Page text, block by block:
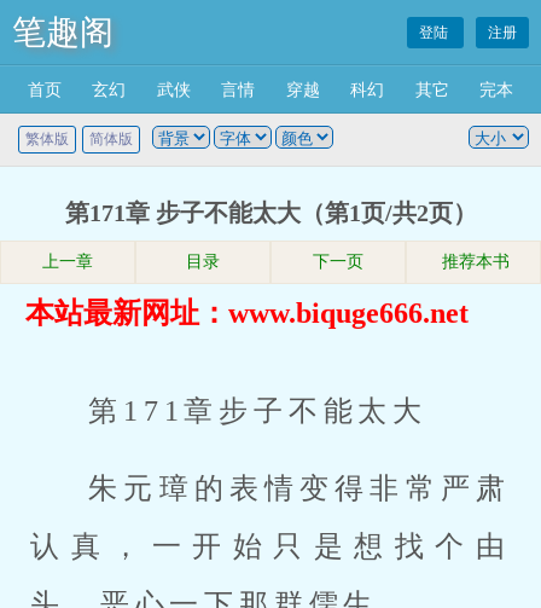
笔趣阁 登陆 注册
首页 玄幻 武侠 言情 穿越 科幻 其它 完本
繁体版 简体版
第171章 步子不能太大（第1页/共2页）
上一章 目录 下一页 推荐本书
本站最新网址：www.biquge666.net
第171章步子不能太大
朱元璋的表情变得非常严肃
认真，一开始只是想找个由